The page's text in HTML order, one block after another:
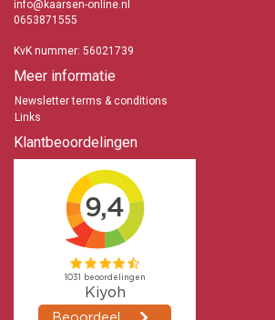
info@kaarsen-online.nl
0653871555
KvK nummer: 56021739
Meer informatie
Newsletter terms & conditions
Links
Klantbeoordelingen